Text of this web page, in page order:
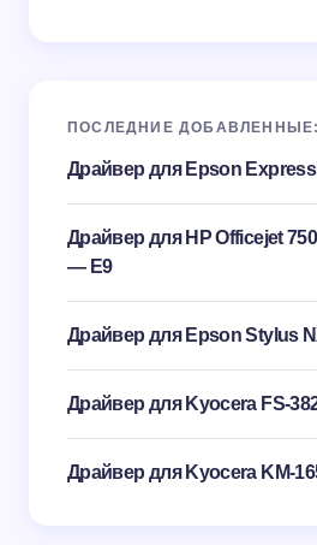
ПОСЛЕДНИЕ ДОБАВЛЕННЫЕ:
Драйвер для Epson
Драйвер для HP Officejet
— E9
Драйвер для Epson Stylus
Драйвер для Kyocera FS-
Драйвер для Kyocera KM-